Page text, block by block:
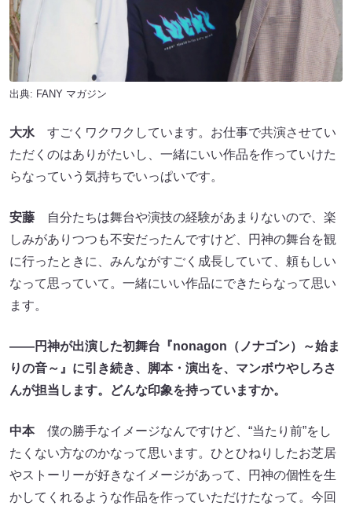
出典: FANY マガジン
大水 すごくワクワクしています。お仕事で共演させてい
ただくのはありがたいし、一緒にいい作品を作っていけた
らなっていう気持ちでいっぱいです。
安藤 自分たちは舞台や演技の経験があまりないので、楽
しみがありつつも不安だったんですけど、円神の舞台を観
に行ったときに、みんながすごく成長していて、頼もしい
なって思っていて。一緒にいい作品にできたらなって思い
ます。
――円神が出演した初舞台『nonagon（ノナゴン）～始ま
りの音～』に引き続き、脚本・演出を、マンボウやしろさ
んが担当します。どんな印象を持っていますか。
中本僕の勝手なイメージなんですけど、“当たり前”をし
たくない方なのかなって思います。ひとひねりしたお芝居
やストーリーが好きなイメージがあって、円神の個性を生
かしてくれるような作品を作っていただけたなって。今回